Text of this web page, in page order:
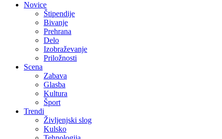
Novice
Štipendije
Bivanje
Prehrana
Delo
Izobraževanje
Priložnosti
Scena
Zabava
Glasba
Kultura
Šport
Trendi
Življenjski slog
Kulsko